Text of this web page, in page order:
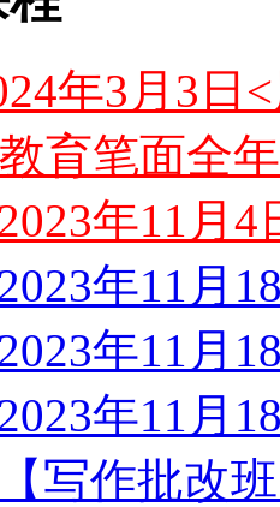
年3月3日
育笔面全
年11月
年11月
年11月
年11月
写作批改